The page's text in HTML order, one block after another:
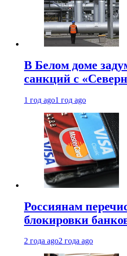
В Белом доме
санкций с
1 год ago1 год ago
Россиянам
блокировки
2 года ago2 года ago